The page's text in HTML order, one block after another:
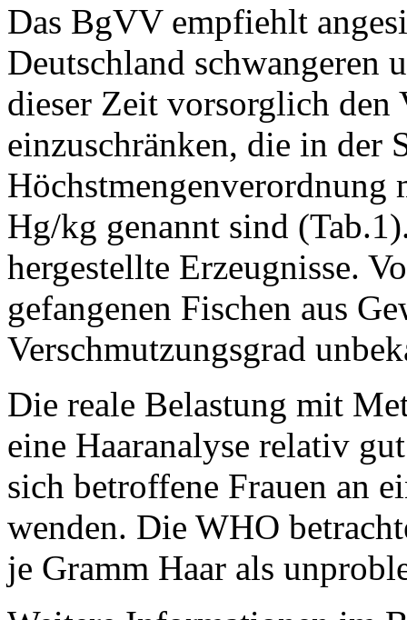
Das BgVV empfiehlt
Deutschland schwangeren
dieser Zeit vorsorglich den
einzuschränken, die in der
Höchstmengenverordnung
Hg/kg genannt sind
hergestellte Erzeugnisse.
gefangenen Fischen aus
Verschmutzungsgrad
Die reale Belastung mit
eine Haaranalyse relativ
sich betroffene Frauen an
wenden. Die WHO
je Gramm Haar als